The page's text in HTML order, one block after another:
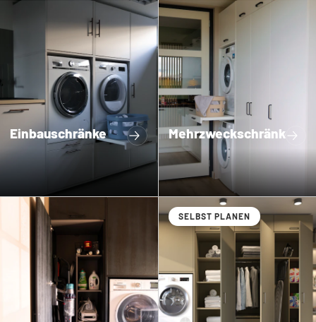
Einbauschränke Mehrzweckschränke
SELBST PLANEN